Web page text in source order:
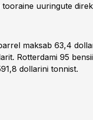
tooraine uuringute
maksab 63,4
Rotterdami 95
dollarini tonnist.